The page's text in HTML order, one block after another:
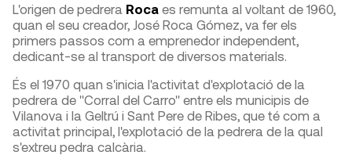
L'origen de pedrera Roca es remunta al voltant de 1960,
quan el seu creador, José Roca Gómez, va fer els
primers passos com a emprenedor independent,
dedicant-se al transport de diversos materials.
És el 1970 quan s'inicia l'activitat d'explotació de la
pedrera de "Corral del Carro" entre els municipis de
Vilanova i la Geltrú i Sant Pere de Ribes, que té com a
activitat principal, l'explotació de la pedrera de la qual
s'extreu pedra calcària.